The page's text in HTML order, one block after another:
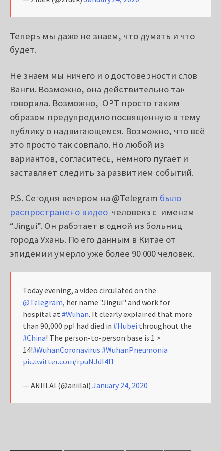
Теперь мы даже не знаем, что думать и что
будет.
Не знаем мы ничего и о достоверности слов
Ванги. Возможно, она действительно так
говорила. Возможно, ОРТ просто таким
образом предупредило посвященную в тему
публику о надвигающемся. Возможно, что всё
это просто так совпало. Но любой из
вариантов, согласитесь, немного пугает и
заставляет следить за развитием событий.
P.S. Сегодня вечером на @Telegram было
распространено видео человека с именем
“Jingui”. Он работает в одной из больниц
города Ухань. По его данным в Китае от
эпидемии умерло уже более 90 000 человек.
Today evening, a video circulated on the
@Telegram, her name "Jingui" and work for
hospital at #Wuhan. It clearly explained that more
than 90,000 ppl had died in #Hubei throughout the
#China! The person-to-person base is 1 >
14!#WuhanCoronavirus #WuhanPneumonia
pic.twitter.com/rpuNJdI4I1
— ANIILAI (@aniilai) January 24, 2020